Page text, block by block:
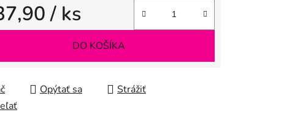
/ ks
cena:
DO KOŠÍKA
Opýtať sa
Strážiť